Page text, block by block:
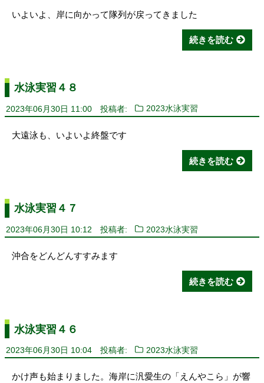
いよいよ、岸に向かって隊列が戻ってきました
続きを読む
水泳実習４８
2023年06月30日 11:00 投稿者: 2023水泳実習
大遠泳も、いよいよ終盤です
続きを読む
水泳実習４７
2023年06月30日 10:12 投稿者: 2023水泳実習
沖合をどんどんすすみます
続きを読む
水泳実習４６
2023年06月30日 10:04 投稿者: 2023水泳実習
かけ声も始まりました。海岸に汎愛生の「えんやこら」が響